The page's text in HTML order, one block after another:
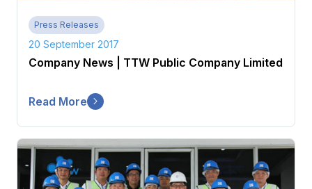
Press Releases
20 September 2017
Company News | TTW Public Company Limited
Read More